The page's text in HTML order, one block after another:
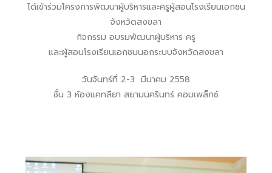
ได้เข้าร่วมโครงการพัฒนาผู้บริหารและครูผู้สอนโรงเรียนเอกชน
จังหวัดสงขลา
กิจกรรม อบรมพัฒนาผู้บริหาร ครู
และผู้สอนโรงเรียนเอกชนนอกระบบจังหวัดสงขลา
วันจันทร์ที่ 2-3 มีนาคม 2558
ชั้น 3 ห้องแคทลียา สยามนครินทร์ คอมเพล็กซ์